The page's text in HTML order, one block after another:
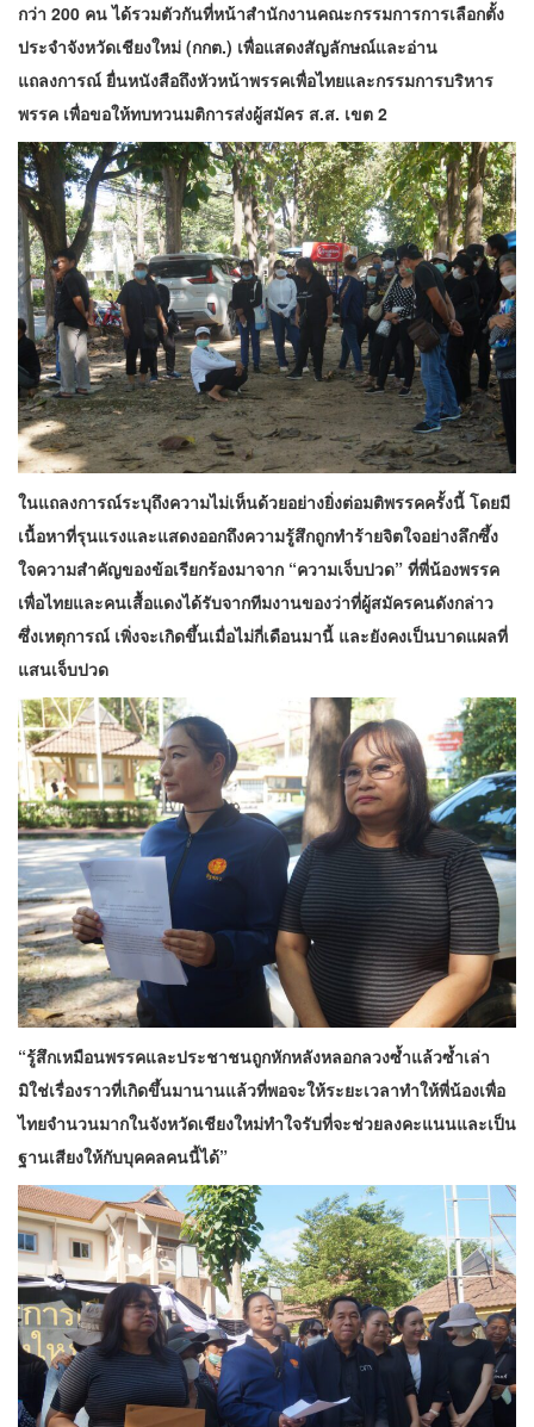
กว่า 200 คน ได้รวมตัวกันที่หน้าสำนักงานคณะกรรมการการเลือกตั้ง
ประจำจังหวัดเชียงใหม่ (กกต.) เพื่อแสดงสัญลักษณ์และอ่าน
แถลงการณ์ ยื่นหนังสือถึงหัวหน้าพรรคเพื่อไทยและกรรมการบริหาร
พรรค เพื่อขอให้ทบทวนมติการส่งผู้สมัคร ส.ส. เขต 2
ในแถลงการณ์ระบุถึงความไม่เห็นด้วยอย่างยิ่งต่อมติพรรคครั้งนี้ โดยมี
เนื้อหาที่รุนแรงและแสดงออกถึงความรู้สึกถูกทำร้ายจิตใจอย่างลึกซึ้ง
ใจความสำคัญของข้อเรียกร้องมาจาก “ความเจ็บปวด” ที่พี่น้องพรรค
เพื่อไทยและคนเสื้อแดงได้รับจากทีมงานของว่าที่ผู้สมัครคนดังกล่าว
ซึ่งเหตุการณ์ เพิ่งจะเกิดขึ้นเมื่อไม่กี่เดือนมานี้ และยังคงเป็นบาดแผลที่
แสนเจ็บปวด
“รู้สึกเหมือนพรรคและประชาชนถูกหักหลังหลอกลวงซ้ำแล้วซ้ำเล่า
มิใช่เรื่องราวที่เกิดขึ้นมานานแล้วที่พอจะให้ระยะเวลาทำให้พี่น้องเพื่อ
ไทยจำนวนมากในจังหวัดเชียงใหม่ทำใจรับที่จะช่วยลงคะแนนและเป็น
ฐานเสียงให้กับบุคคลคนนี้ได้”